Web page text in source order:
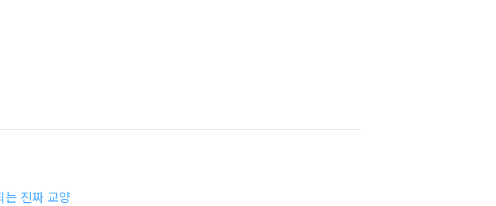
는 진짜 교양